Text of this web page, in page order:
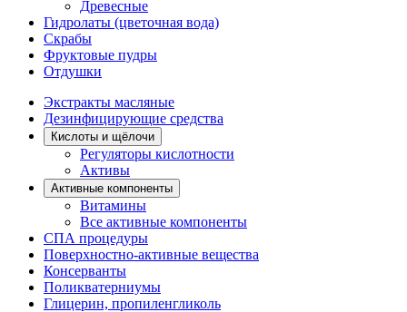
Древесные
Гидролаты (цветочная вода)
Скрабы
Фруктовые пудры
Отдушки
Экстракты масляные
Дезинфицирующие средства
Кислоты и щёлочи
Регуляторы кислотности
Активы
Активные компоненты
Витамины
Все активные компоненты
СПА процедуры
Поверхностно-активные вещества
Консерванты
Поликватерниумы
Глицерин, пропиленгликоль